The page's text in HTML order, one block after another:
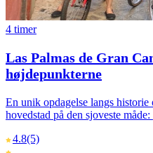
4 timer
Las Palmas de Gran
højdepunkterne
En unik opdagelse langs
hovedstad på den sjoveste
4.8(5)